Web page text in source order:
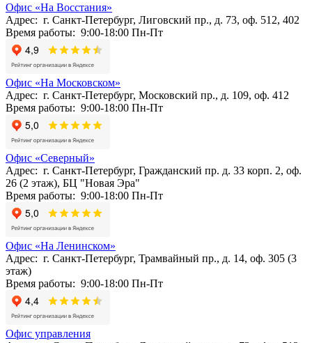
Офис «На Восстания»
Адрес: г. Санкт-Петербург, Лиговский пр., д. 73, оф. 512, 402
Время работы: 9:00-18:00 Пн-Пт
Офис «На Московском»
Адрес: г. Санкт-Петербург, Московский пр., д. 109, оф. 412
Время работы: 9:00-18:00 Пн-Пт
Офис «Северный»
Адрес: г. Санкт-Петербург, Гражданский пр. д. 33 корп. 2, оф.
26 (2 этаж), БЦ "Новая Эра"
Время работы: 9:00-18:00 Пн-Пт
Офис «На Ленинском»
Адрес: г. Санкт-Петербург, Трамвайный пр., д. 14, оф. 305 (3
этаж)
Время работы: 9:00-18:00 Пн-Пт
Офис управления